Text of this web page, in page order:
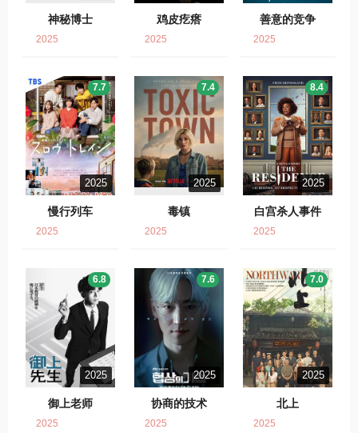
神秘博士
2025
鸡皮疙瘩
2025
善意的竞争
2025
2025
慢行列车
7.7
2025
2025
毒镇
7.4
2025
2025
白宫杀人事件
8.4
2025
2025
御上老师
6.8
2025
2025
协商的技术
7.6
2025
2025
北上
7.0
2025